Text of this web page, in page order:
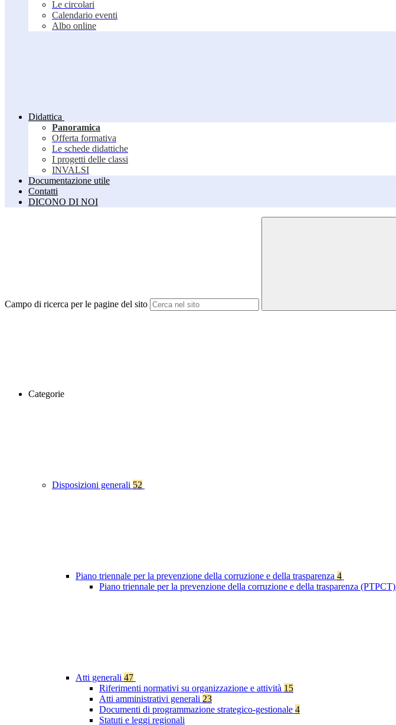
Le circolari
Calendario eventi
Albo online
Didattica
Panoramica
Offerta formativa
Le schede didattiche
I progetti delle classi
INVALSI
Documentazione utile
Contatti
DICONO DI NOI
Campo di ricerca per le pagine del sito
Categorie
Disposizioni generali 52
Piano triennale per la prevenzione della corruzione e della trasparenza 4
Piano triennale per la prevenzione della corruzione e della trasparenza (PTPCT)
Atti generali 47
Riferimenti normativi su organizzazione e attività 15
Atti amministrativi generali 23
Documenti di programmazione strategico-gestionale 4
Statuti e leggi regionali